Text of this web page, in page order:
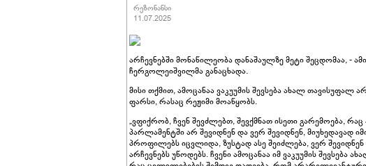
რეზონანსი
11.07.2025
არჩევნებში მონაწილეობა დანაშაულზე მეტი შეცდომაა, -
ჩერგოლეიშვილმა განაცხადა.
მისი თქმით, ამოცანაა ვაკუუმის შევსება ახალ თავისუფალ
ფარსი, რასაც რეჟიმი მოაწყობს.
„ვფიქრობ, ჩვენ შევძლებთ, შევქმნათ ისეთი გარემოება,
პარლამენტში არ შევიდნენ და ვერ შევიდნენ, მიუხედავად
პროფილებს იცვლიდა, ზუსტად ასე შეიძლება, ვერ
არჩევნებს უწოდებს. ჩვენი ამოცანაა იმ ვაკუუმის შევსება